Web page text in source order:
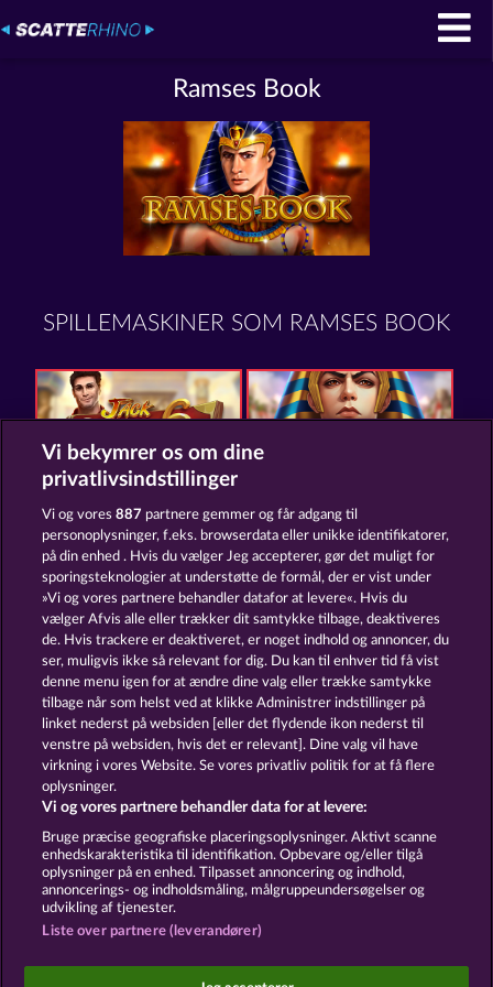
Ramses Book
SPILLEMASKINER SOM RAMSES BOOK
Cleopatra's Crown Pharaos Riches
Vilkår og betingelser Datasikkerhed
Kontakt
Indsend anmodning om tilbagetrækning
Sociale kasinospil har udelukkende et
Vi bekymrer os om dine
privatlivsindstillinger
Vi og vores887 partnere gemmer og får adgang til
personoplysninger, f.eks. browserdata eller unikke identifikatorer,
på din enhed . Hvis du vælger Jeg accepterer, gør det muligt for
sporingsteknologier at understøtte de formål, der er vist under
»Vi og vores partnere behandler datafor at levere«. Hvis du
vælger Afvis alle eller trækker dit samtykke tilbage, deaktiveres
de. Hvis trackere er deaktiveret, er noget indhold og annoncer, du
ser, muligvis ikke så relevant for dig. Du kan til enhver tid få vist
denne menu igen for at ændre dine valg eller trække samtykke
tilbage når som helst ved at klikke Administrer indstillinger på
linket nederst på websiden [eller det flydende ikon nederst til
venstre på websiden, hvis det er relevant]. Dine valg vil have
virkning i vores Website. Se vores privatliv politik for at få flere
oplysninger.
Vi og vores partnere behandler data for at levere:
Bruge præcise geografiske placeringsoplysninger. Aktivt scanne
enhedskarakteristika til identifikation. Opbevare og/eller tilgå
oplysninger på en enhed. Tilpasset annoncering og indhold,
annoncerings- og indholdsmåling, målgruppeundersøgelser og
udvikling af tjenester.
Liste over partnere (leverandører)